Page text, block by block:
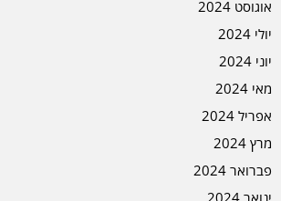
אוגוסט 2024
יולי 2024
יוני 2024
מאי 2024
אפריל 2024
מרץ 2024
פברואר 2024
ינואר 2024